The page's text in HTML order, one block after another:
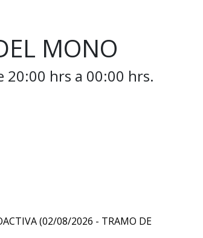
MONO
20:00 hrs a 00:00 hrs.
(02/08/2026 - TRAMO DE